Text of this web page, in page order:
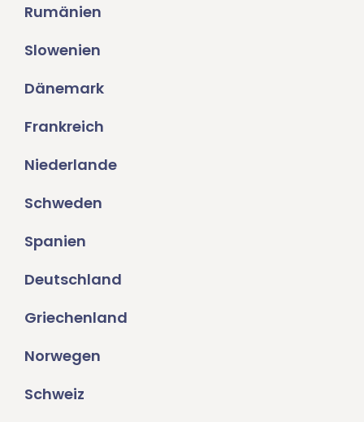
Rumänien
Slowenien
Dänemark
Frankreich
Niederlande
Schweden
Spanien
Deutschland
Griechenland
Norwegen
Schweiz